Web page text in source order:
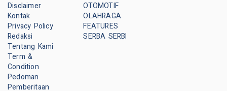
Disclaimer
Kontak
Privacy Policy
Redaksi
Tentang Kami
Term &
Condition
Pedoman
Pemberitaan
OTOMOTIF
OLAHRAGA
FEATURES
SERBA SERBI